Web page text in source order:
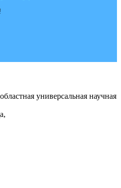
универсальная научная